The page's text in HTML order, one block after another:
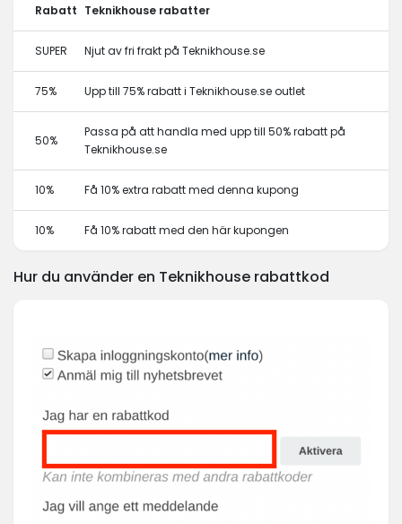
Rabatt Teknikhouse rabatter
SUPER Njut av fri frakt på Teknikhouse.se
75% Upp till 75% rabatt i Teknikhouse.se outlet
50%
Passa på att handla med upp till 50% rabatt på
Teknikhouse.se
10% Få 10% extra rabatt med denna kupong
10% Få 10% rabatt med den här kupongen
Hur du använder en Teknikhouse rabattkod